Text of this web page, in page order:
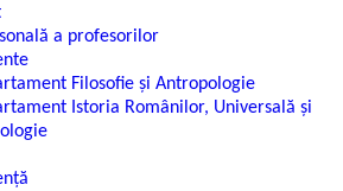
a profesorilor
Filosofie şi Antropologie
Istoria Românilor, Universală şi